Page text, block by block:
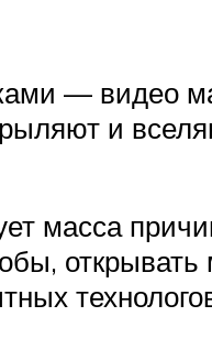
— видео
и
масса